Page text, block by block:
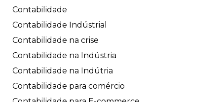
Contabilidade
Contabilidade Indústrial
Contabilidade na crise
Contabilidade na Indústria
Contabilidade na Indútria
Contabilidade para comércio